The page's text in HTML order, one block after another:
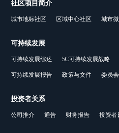
社区项目简介
城市地标社区 区域中心社区 城市
可持续发展
可持续发展综述 5C可持续发展战略
可持续发展报告 政策与文件 委员
投资者关系
公司推介 通告 财务报告 投资者